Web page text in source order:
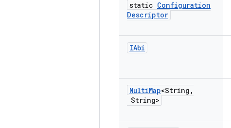
static Configuration
Descriptor
IAbi
MultiMap<String ,
String>